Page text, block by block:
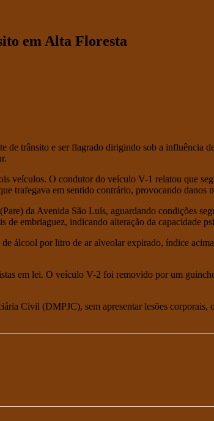
em Alta Floresta
de trânsito e ser flagrado dirigindo sob a influência
veículos. O condutor do veículo V-1 relatou que
trafegava em sentido contrário, provocando danos
da Avenida São Luís, aguardando condições
de embriaguez, indicando alteração da capacidade
álcool por litro de ar alveolar expirado, índice
em lei. O veículo V-2 foi removido por um
Civil (DMPJC), sem apresentar lesões corporais,